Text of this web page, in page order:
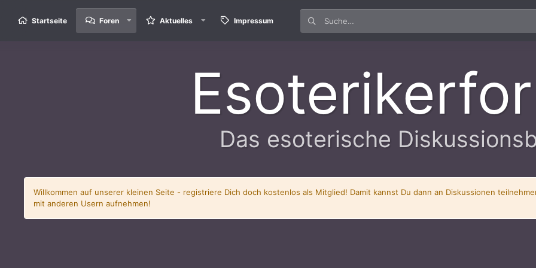
Startseite Foren Aktuelles Impressum
Das esoterische
Willkommen auf unserer kleinen Seite - registriere Dich doch kostenlos als Mitglied! Damit kannst Du dann an Diskussionen
mit anderen Usern aufnehmen!